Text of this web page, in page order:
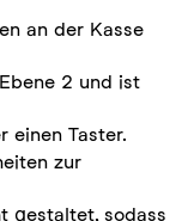
an der Kasse
2 und ist
einen Taster.
zur
gestaltet, sodass